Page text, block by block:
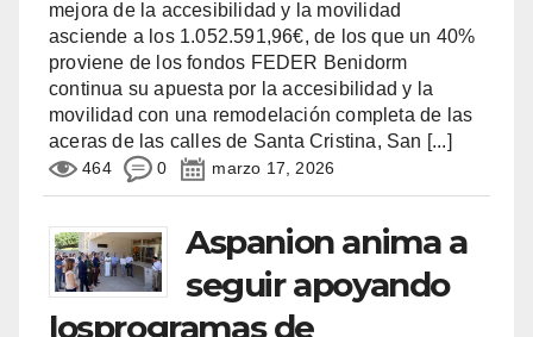
mejora de la accesibilidad y la movilidad
asciende a los 1.052.591,96€, de los que un 40%
proviene de los fondos FEDER Benidorm
continua su apuesta por la accesibilidad y la
movilidad con una remodelación completa de las
aceras de las calles de Santa Cristina, San [...]
464 0 marzo 17, 2026
Aspanion anima a
seguir apoyando
losprogramas de